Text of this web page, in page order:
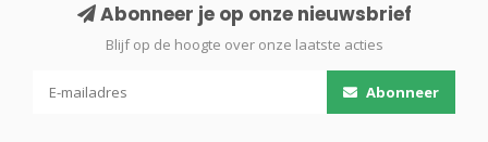
Abonneer je op onze nieuwsbrief
Blijf op de hoogte over onze laatste acties
Abonneer